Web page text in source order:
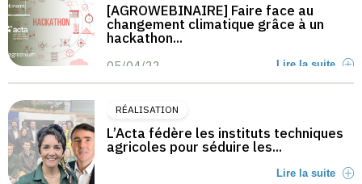
[AGROWEBINAIRE] Faire face au
changement climatique grâce à un
hackathon...
05/04/22 Lire la suite
RÉALISATION
L’Acta fédère les instituts techniques
agricoles pour séduire les...
Lire la suite